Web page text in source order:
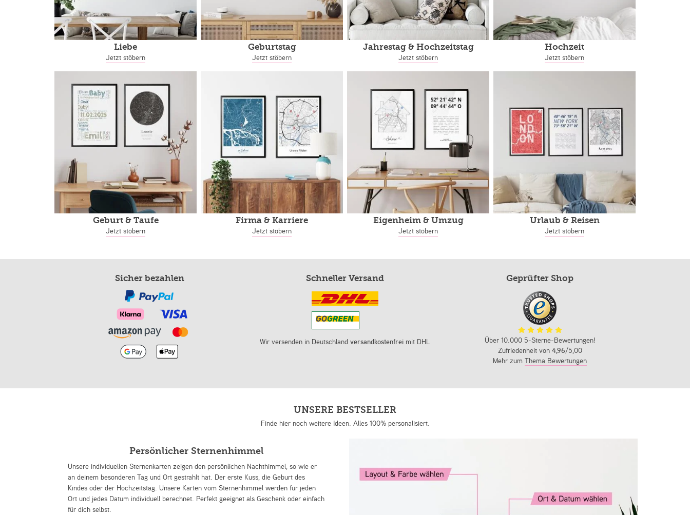
Liebe
Jetzt stöbern
Geburtstag
Jetzt stöbern
Jahrestag& Hochzeitstag
Jetzt stöbern
Hochzeit
Jetzt stöbern
Geburt & Taufe
Jetzt stöbern
Firma & Karriere
Jetzt stöbern
Eigenheim& Umzug
Jetzt stöbern
Urlaub & Reisen
Jetzt stöbern
Sicher bezahlen Schneller Versand
Wir versenden in Deutschlandversandkostenfrei mit DHL
Geprüfter Shop
Über 10.000 5-Sterne-Bewertungen!
Zufriedenheit von 4,96/5,00
Mehr zumThema Bewertungen
UNSERE BESTSELLER
Finde hier noch weitere Ideen. Alles 100% personalisiert.
Persönlicher Sternenhimmel
Unsere individuellen Sternenkarten zeigen den persönlichen Nachthimmel, so wie er
an deinem besonderen Tag und Ort gestrahlt hat. Der erste Kuss, die Geburt des
Kindes oder der Hochzeitstag. Unsere Karten vom Sternenhimmel werden für jeden
Ort und jedes Datum individuell berechnet. Perfekt geeignet als Geschenk oder einfach
für dich selbst.